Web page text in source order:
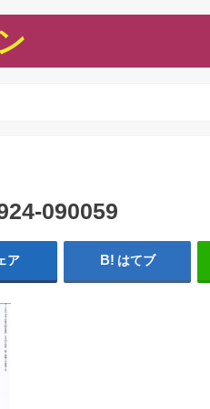
090059
ア はてブ